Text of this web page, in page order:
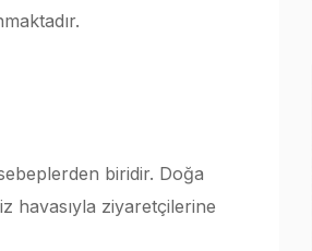
biridir. Doğa
havasıyla ziyaretçilerine